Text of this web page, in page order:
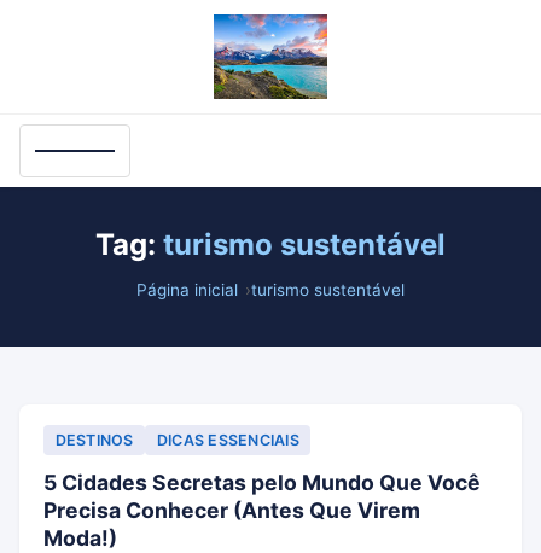
Tag: turismo sustentável
Página inicial turismo sustentável
DESTINOS DICAS ESSENCIAIS
5 Cidades Secretas pelo Mundo Que Você
Precisa Conhecer (Antes Que Virem
Moda!)